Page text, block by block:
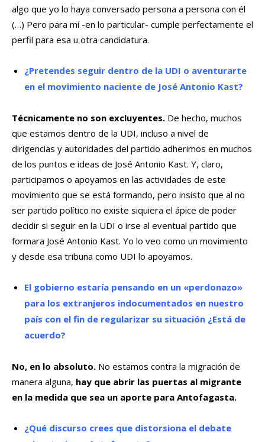
algo que yo lo haya conversado persona a persona con él
(…) Pero para mí -en lo particular- cumple perfectamente el
perfil para esa u otra candidatura.
¿Pretendes seguir dentro de la UDI o aventurarte
en el movimiento naciente de José Antonio Kast?
Técnicamente no son excluyentes. De hecho, muchos
que estamos dentro de la UDI, incluso a nivel de
dirigencias y autoridades del partido adherimos en muchos
de los puntos e ideas de José Antonio Kast. Y, claro,
participamos o apoyamos en las actividades de este
movimiento que se está formando, pero insisto que al no
ser partido político no existe siquiera el ápice de poder
decidir si seguir en la UDI o irse al eventual partido que
formara José Antonio Kast. Yo lo veo como un movimiento
y desde esa tribuna como UDI lo apoyamos.
El gobierno estaría pensando en un «perdonazo»
para los extranjeros indocumentados en nuestro
país con el fin de regularizar su situación ¿Está de
acuerdo?
No, en lo absoluto. No estamos contra la migración de
manera alguna, hay que abrir las puertas al migrante
en la medida que sea un aporte para Antofagasta.
¿Qué discurso crees que distorsiona el debate